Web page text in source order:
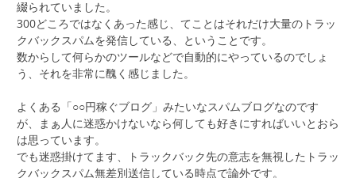
綴られていました。
300どころではなくあった感じ、てことはそれだけ大量のトラッ
クバックスパムを発信している、ということです。
数からして何らかのツールなどで自動的にやっているのでしょ
う、それを非常に醜く感じました。
よくある「○○円稼ぐブログ」みたいなスパムブログなのです
が、まぁ人に迷惑かけないなら何しても好きにすればいいとおら
は思っています。
でも迷惑掛けてます、トラックバック先の意志を無視したトラッ
クバックスパム無差別送信している時点で論外です。